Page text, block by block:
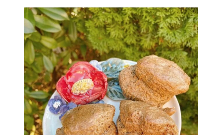
MUTLU SONLAR
YAZILARIM
SEMA’NIN SAĞLIKLI MUTFAĞI
İLETİŞİM